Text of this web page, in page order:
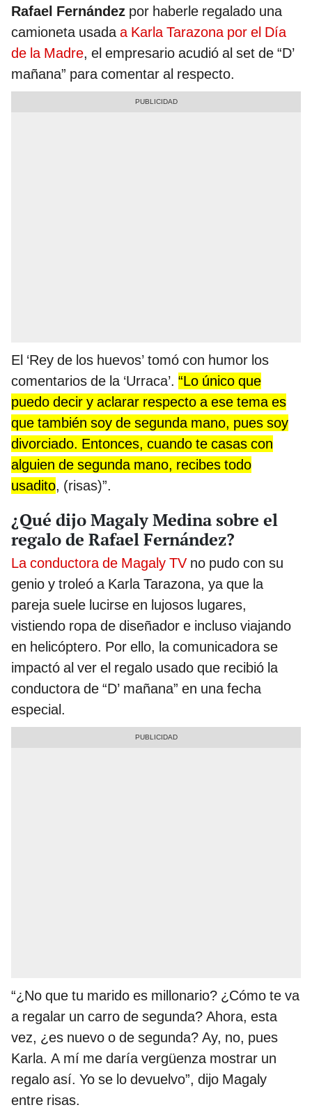
Rafael Fernández por haberle regalado una
camioneta usadaa Karla Tarazona por el Día
de la Madre, el empresario acudió al set de “D’
mañana” para comentar al respecto.
El ‘Rey de los huevos’ tomó con humor los
comentarios de la ‘Urraca’. “Lo único que
puedo decir y aclarar respecto a ese tema es
que también soy de segunda mano, pues soy
divorciado. Entonces, cuando te casas con
alguien de segunda mano, recibes todo
usadito, (risas)”.
¿Qué dijo Magaly Medina sobre el
regalo de Rafael Fernández?
La conductora de Magaly TV no pudo con su
genio y troleó a Karla Tarazona, ya que la
pareja suele lucirse en lujosos lugares,
vistiendo ropa de diseñador e incluso viajando
en helicóptero. Por ello, la comunicadora se
impactó al ver el regalo usado que recibió la
conductora de “D’ mañana” en una fecha
especial.
“¿No que tu marido es millonario? ¿Cómo te va
a regalar un carro de segunda? Ahora, esta
vez, ¿es nuevo o de segunda? Ay, no, pues
Karla. A mí me daría vergüenza mostrar un
regalo así. Yo se lo devuelvo”, dijo Magaly
entre risas.